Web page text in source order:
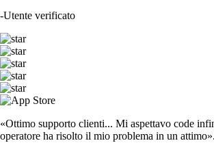
-Utente verificato
«Ottimo supporto clienti... Mi aspettavo code
operatore ha risolto il mio problema in un attimo».